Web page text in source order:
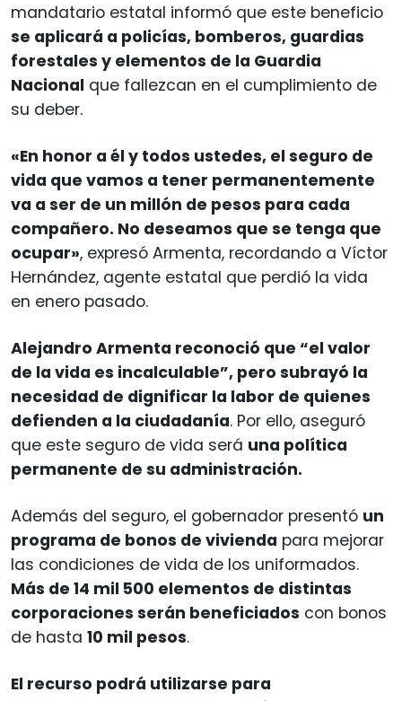
mandatario estatal informó que este beneficio
se aplicará a policías, bomberos, guardias
forestales y elementos de la Guardia
Nacional que fallezcan en el cumplimiento de
su deber.
«En honor a él y todos ustedes, el seguro de
vida que vamos a tener permanentemente
va a ser de un millón de pesos para cada
compañero. No deseamos que se tenga que
ocupar», expresó Armenta, recordando a Víctor
Hernández, agente estatal que perdió la vida
en enero pasado.
Alejandro Armenta reconoció que “el valor
de la vida es incalculable”, pero subrayó la
necesidad de dignificar la labor de quienes
defienden a la ciudadanía. Por ello, aseguró
que este seguro de vida será una política
permanente de su administración.
Además del seguro, el gobernador presentó un
programa de bonos de vivienda para mejorar
las condiciones de vida de los uniformados.
Más de 14 mil 500 elementos de distintas
corporaciones serán beneficiados con bonos
de hasta 10 mil pesos.
El recurso podrá utilizarse para